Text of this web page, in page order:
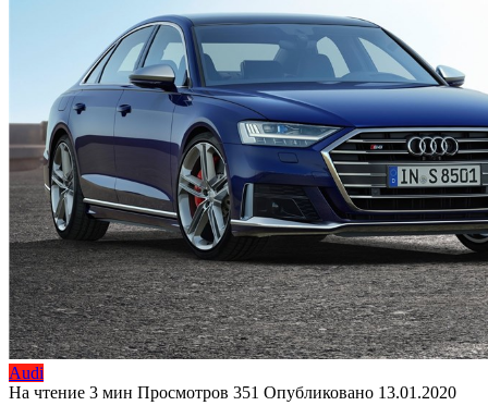
Audi
На чтение 3 мин Просмотров 351 Опубликовано 13.01.2020